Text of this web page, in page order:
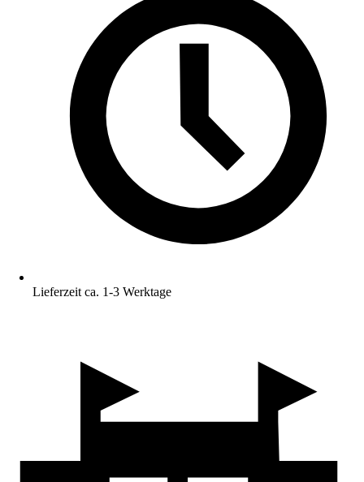
Lieferzeit ca. 1-3 Werktage